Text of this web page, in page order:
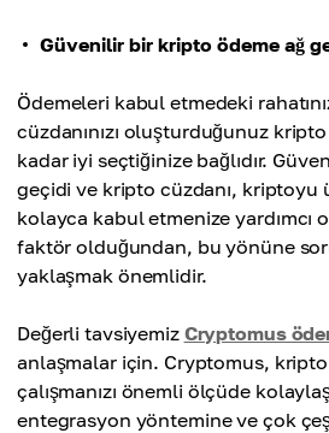
Güvenilir bir kripto ödeme ağ
Ödemeleri kabul etmedeki
cüzdanınızı oluşturduğunuz
kadar iyi seçtiğinize bağlıdır.
geçidi ve kripto cüzdanı, kriptoyu
kolayca kabul etmenize yardımcı
faktör olduğundan, bu yönüne
yaklaşmak önemlidir.
Değerli tavsiyemiz Cryptomus
anlaşmalar için. Cryptomus,
çalışmanızı önemli ölçüde
entegrasyon yöntemine ve çok